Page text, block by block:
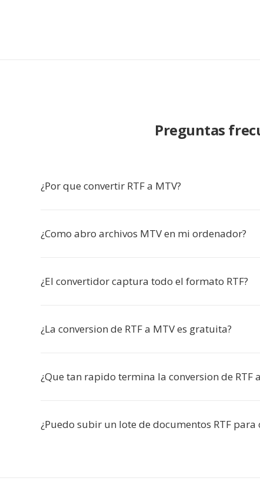
Preguntas
¿Por que convertir RTF a MTV?
¿Como abro archivos MTV en mi ordenador?
¿El convertidor captura todo el formato RTF?
¿La conversion de RTF a MTV es gratuita?
¿Que tan rapido termina la conversion de RTF
¿Puedo subir un lote de documentos RTF para